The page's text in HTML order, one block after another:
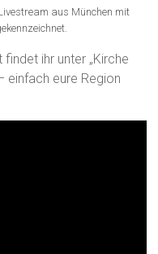
aus München mit
ihr unter „Kirche
einfach eure Region